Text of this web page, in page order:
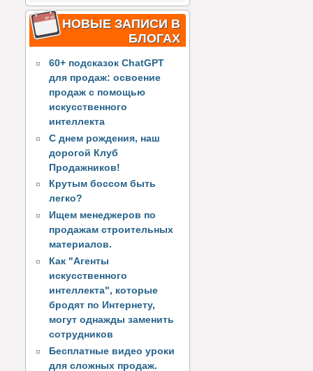
НОВЫЕ ЗАПИСИ В
БЛОГАХ
60+ подсказок ChatGPT
для продаж: освоение
продаж с помощью
искусственного
интеллекта
С днем рождения, наш
дорогой Клуб
Продажников!
Крутым боссом быть
легко?
Ищем менеджеров по
продажам строительных
материалов.
Как "Агенты
искусственного
интеллекта", которые
бродят по Интернету,
могут однажды заменить
сотрудников
Бесплатные видео уроки
для сложных продаж.